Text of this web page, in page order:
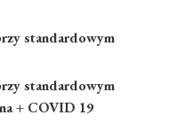
standardowym
standardowym
+ COVID 19